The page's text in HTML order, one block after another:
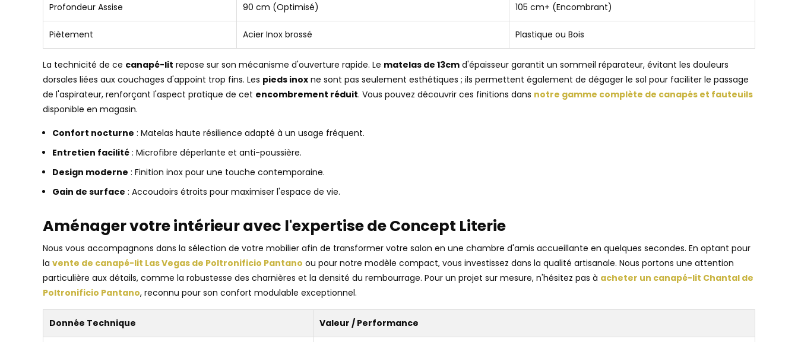
Profondeur Assise 90 cm (Optimisé) 105 cm+ (Encombrant)
Piètement Acier Inox brossé Plastique ou Bois
La technicité de ce canapé-lit repose sur son mécanisme d'ouverture rapide. Le matelas de 13cm d'épaisseur garantit un sommeil réparateur, évitant les douleurs
dorsales liées aux couchages d'appoint trop fins. Les pieds inox ne sont pas seulement esthétiques ; ils permettent également de dégager le sol pour faciliter le passage
de l'aspirateur, renforçant l'aspect pratique de cet encombrement réduit. Vous pouvez découvrir ces finitions dans notre gamme complète de canapés et fauteuils
disponible en magasin.
Confort nocturne : Matelas haute résilience adapté à un usage fréquent.
Entretien facilité : Microfibre déperlante et anti-poussière.
Design moderne : Finition inox pour une touche contemporaine.
Gain de surface : Accoudoirs étroits pour maximiser l'espace de vie.
Aménager votre intérieur avec l'expertise de Concept Literie
Nous vous accompagnons dans la sélection de votre mobilier afin de transformer votre salon en une chambre d'amis accueillante en quelques secondes. En optant pour
la vente de canapé-lit Las Vegas de Poltronificio Pantano ou pour notre modèle compact, vous investissez dans la qualité artisanale. Nous portons une attention
particulière aux détails, comme la robustesse des charnières et la densité du rembourrage. Pour un projet sur mesure, n'hésitez pas à acheter un canapé-lit Chantal de
Poltronificio Pantano, reconnu pour son confort modulable exceptionnel.
Donnée Technique Valeur / Performance